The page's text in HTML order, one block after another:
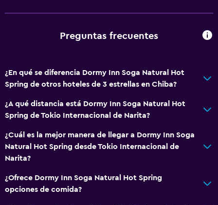
Preguntas frecuentes
¿En qué se diferencia Dormy Inn Soga Natural Hot
Spring de otros hoteles de 3 estrellas en Chiba?
¿A qué distancia está Dormy Inn Soga Natural Hot
Spring de Tokio Internacional de Narita?
¿Cuál es la mejor manera de llegar a Dormy Inn Soga
Natural Hot Spring desde Tokio Internacional de
Narita?
¿Ofrece Dormy Inn Soga Natural Hot Spring
opciones de comida?